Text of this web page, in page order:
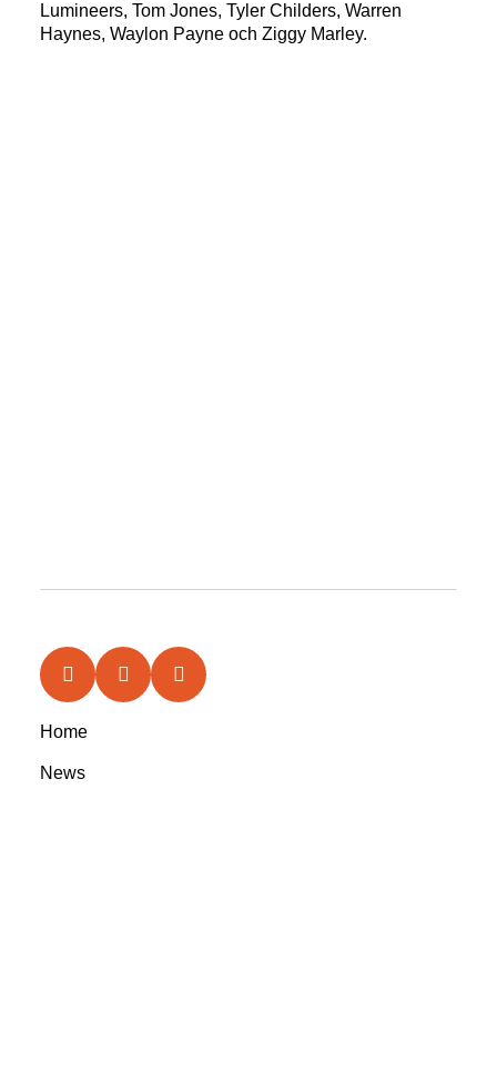
Lumineers, Tom Jones, Tyler Childers, Warren
Haynes, Waylon Payne och Ziggy Marley.
Home
News